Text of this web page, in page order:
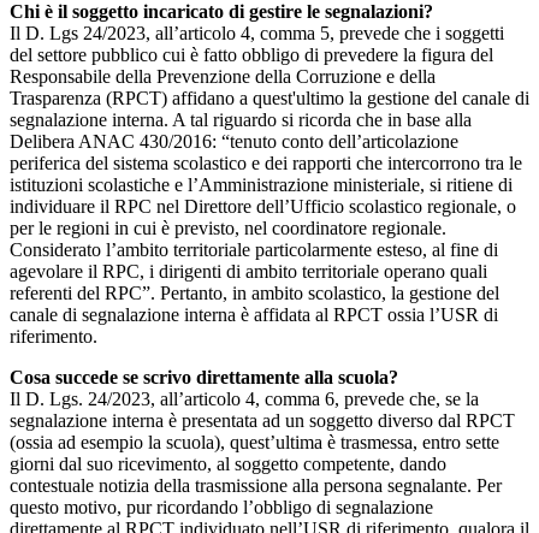
Chi è il soggetto incaricato di gestire le segnalazioni?
Il D. Lgs 24/2023, all’articolo 4, comma 5, prevede che i soggetti
del settore pubblico cui è fatto obbligo di prevedere la figura del
Responsabile della Prevenzione della Corruzione e della
Trasparenza (RPCT) affidano a quest'ultimo la gestione del canale di
segnalazione interna. A tal riguardo si ricorda che in base alla
Delibera ANAC 430/2016: “tenuto conto dell’articolazione
periferica del sistema scolastico e dei rapporti che intercorrono tra le
istituzioni scolastiche e l’Amministrazione ministeriale, si ritiene di
individuare il RPC nel Direttore dell’Ufficio scolastico regionale, o
per le regioni in cui è previsto, nel coordinatore regionale.
Considerato l’ambito territoriale particolarmente esteso, al fine di
agevolare il RPC, i dirigenti di ambito territoriale operano quali
referenti del RPC”. Pertanto, in ambito scolastico, la gestione del
canale di segnalazione interna è affidata al RPCT ossia l’USR di
riferimento.
Cosa succede se scrivo direttamente alla scuola?
Il D. Lgs. 24/2023, all’articolo 4, comma 6, prevede che, se la
segnalazione interna è presentata ad un soggetto diverso dal RPCT
(ossia ad esempio la scuola), quest’ultima è trasmessa, entro sette
giorni dal suo ricevimento, al soggetto competente, dando
contestuale notizia della trasmissione alla persona segnalante. Per
questo motivo, pur ricordando l’obbligo di segnalazione